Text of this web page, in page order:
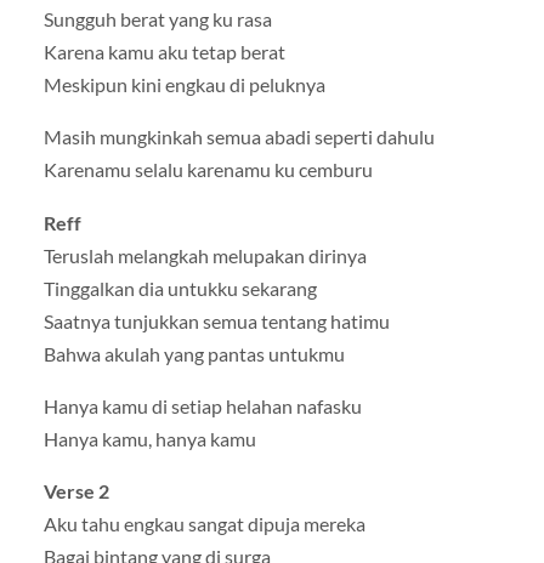
Sungguh berat yang ku rasa
Karena kamu aku tetap berat
Meskipun kini engkau di peluknya
Masih mungkinkah semua abadi seperti dahulu
Karenamu selalu karenamu ku cemburu
Reff
Teruslah melangkah melupakan dirinya
Tinggalkan dia untukku sekarang
Saatnya tunjukkan semua tentang hatimu
Bahwa akulah yang pantas untukmu
Hanya kamu di setiap helahan nafasku
Hanya kamu, hanya kamu
Verse 2
Aku tahu engkau sangat dipuja mereka
Bagai bintang yang di surga